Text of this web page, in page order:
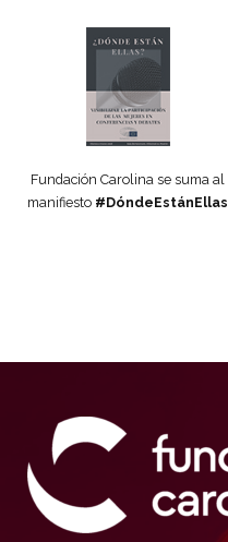
Fundación Carolina se suma al
manifiesto #DóndeEstánEllas